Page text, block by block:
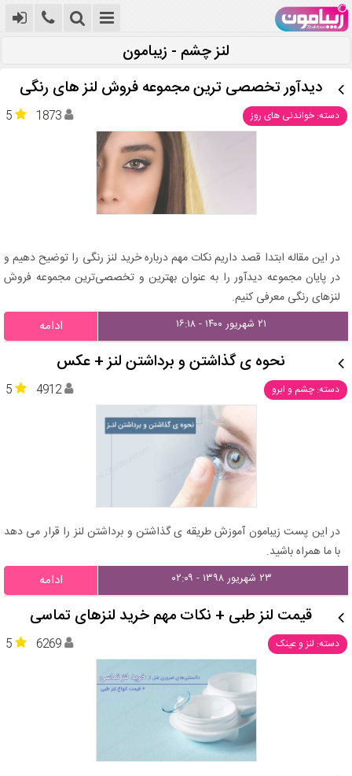
لنز چشم - زیبامون
دیدآور تخصصی ترین مجموعه فروش لنز های رنگی
دسته: خواندنی های روز 5 1873
در این مقاله ابتدا قصد داریم نکات مهم درباره خرید لنز رنگی را توضیح دهیم و
در پایان مجموعه دیدآور را به عنوان بهترین و تخصصی‌ترین مجموعه فروش
لنزهای رنگی معرفی کنیم.
۲۱ شهریور ۱۴۰۰ - ۱۶:۱۸ ادامه
نحوه ی گذاشتن و برداشتن لنز + عکس
دسته: چشم و ابرو 5 4912
در این پست زیبامون آموزش طریقه ی گذاشتن و برداشتن لنز را قرار می دهد
با ما همراه باشید.
۲۳ شهریور ۱۳۹۸ - ۰۲:۰۹ ادامه
قیمت لنز طبی + نکات مهم خرید لنزهای تماسی
دسته: لنز و عینک 5 6269